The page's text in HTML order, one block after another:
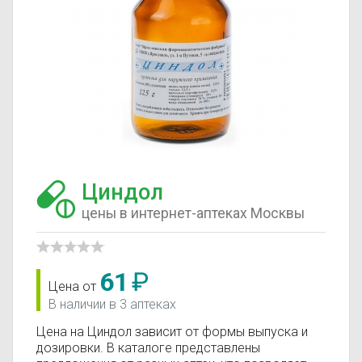
Циндол
цены в интернет-аптеках Москвы
Цена от 61 ₽
В наличии в 3 аптеках
Цена на Циндол зависит от формы выпуска и
дозировки. В каталоге представлены